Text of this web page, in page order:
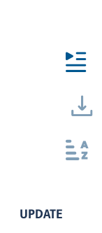
UPDATE